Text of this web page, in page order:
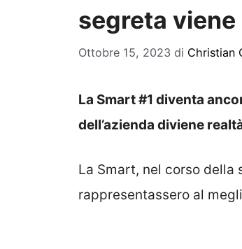
segreta viene
Ottobre 15, 2023 di Christian
La Smart #1 diventa
dell’azienda diviene
La Smart, nel corso
rappresentassero al